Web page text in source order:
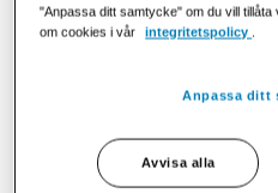
"Anpassa ditt samtycke" om du vill
om cookies i vår
integritetspolicy .
Anpassa ditt
Avvisa alla